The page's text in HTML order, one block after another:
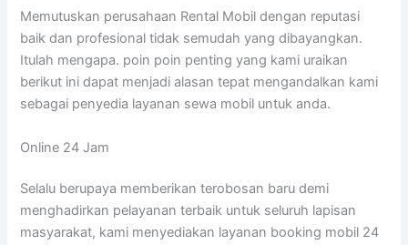
Memutuskan perusahaan Rental Mobil dengan reputasi
baik dan profesional tidak semudah yang dibayangkan.
Itulah mengapa. poin poin penting yang kami uraikan
berikut ini dapat menjadi alasan tepat mengandalkan kami
sebagai penyedia layanan sewa mobil untuk anda.
Online 24 Jam
Selalu berupaya memberikan terobosan baru demi
menghadirkan pelayanan terbaik untuk seluruh lapisan
masyarakat, kami menyediakan layanan booking mobil 24